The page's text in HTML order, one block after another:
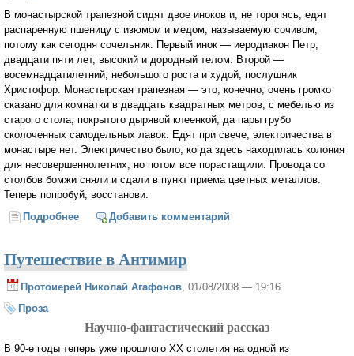
В монастырской трапезной сидят двое иноков и, не торопясь, едят
распаренную пшеницу с изюмом и медом, называемую сочивом,
потому как сегодня сочельник. Первый инок — иеродиакон Петр,
двадцати пяти лет, высокий и дородный телом. Второй —
восемнадцатилетний, небольшого роста и худой, послушник
Христофор. Монастырская трапезная — это, конечно, очень громко
сказано для комнатки в двадцать квадратных метров, с мебелью из
старого стола, покрытого дырявой клеенкой, да пары грубо
сколоченных самодельных лавок. Едят при свече, электричества в
монастыре нет. Электричество было, когда здесь находилась колония
для несовершеннолетних, но потом все порастащили. Провода со
столбов бомжи сняли и сдали в пункт приема цветных металлов.
Теперь попробуй, восстанови.
Подробнее о Оборотень (Святочный рассказ)
Добавить комментарий
Путешествие в Антимир
Протоиерей Николай Агафонов, 01/08/2008 — 19:16
Проза
Научно-фантастический рассказ
В 90-е годы теперь уже прошлого ХХ столетия на одной из